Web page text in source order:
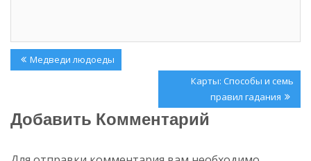
Навигация
по
Previous
Post:
Медведи людоеды
Next
Post:
Карты: Способы и семь
правил гадания
Добавить Комментарий